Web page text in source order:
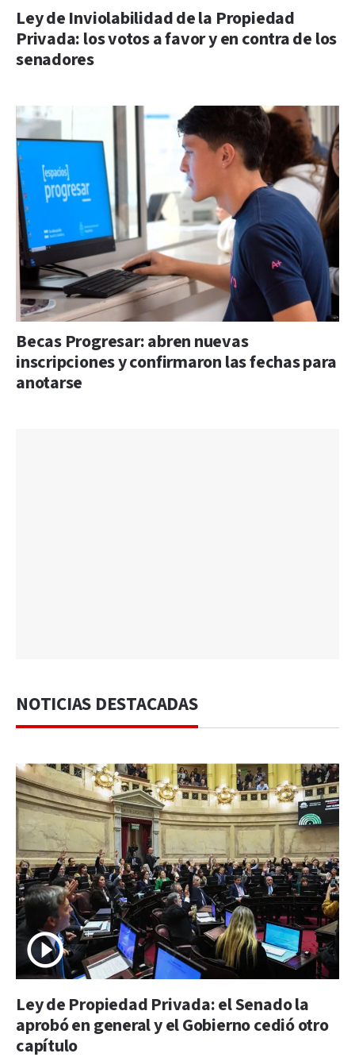
Ley de Inviolabilidad de la Propiedad
Privada: los votos a favor y en contra de los
senadores
Becas Progresar: abren nuevas
inscripciones y confirmaron las fechas para
anotarse
NOTICIAS DESTACADAS
Ley de Propiedad Privada: el Senado la
aprobó en general y el Gobierno cedió otro
capítulo